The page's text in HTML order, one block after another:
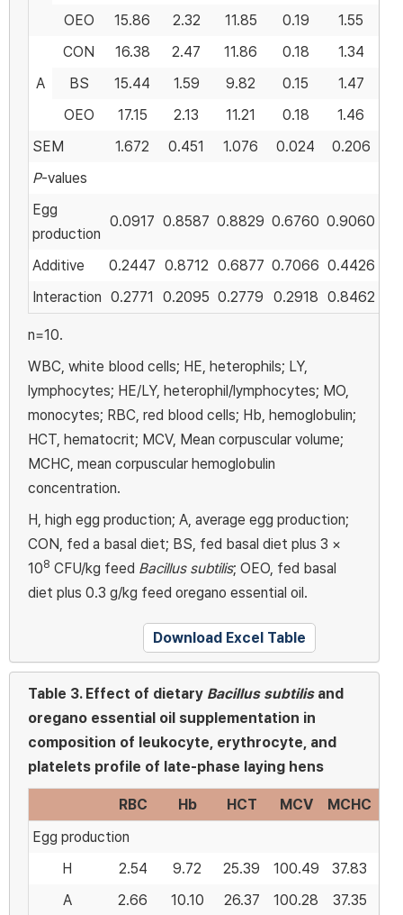
OEO
15.86 2.32 11.85 0.19 1.55
A
CON 16.38 2.47 11.86 0.18
1.34
BS
15.44 1.59 9.82 0.15
1.47
OEO
17.15 2.13 11.21 0.18
1.46
SEM
1.672 0.451 1.076 0.024
0.206
P-values
Egg
production
0.0917 0.8587 0.8829 0.6760 0.9060
Additive 0.2447 0.8712 0.6877 0.7066 0.4426
Interaction 0.2771 0.2095 0.2779 0.2918 0.8462
n=10.
WBC, white blood cells; HE, heterophils; LY,
lymphocytes; HE/LY, heterophil/lymphocytes; MO,
monocytes; RBC, red blood cells; Hb, hemoglobulin;
HCT, hematocrit; MCV, Mean corpuscular volume;
MCHC, mean corpuscular hemoglobulin
concentration.
H, high egg production; A, average egg production;
CON, fed a basal diet; BS, fed basal diet plus 3 ×
108 CFU/kg feed Bacillus subtilis; OEO, fed basal
diet plus 0.3 g/kg feed oregano essential oil.
Download Excel Table
Table 3. Effect of dietary Bacillus subtilisand
oregano essential oil supplementation in
composition of leukocyte, erythrocyte, and
platelets profile of late-phase laying hens
RBC Hb HCT MCV MCHC
Egg production
H
2.54 9.72 25.39 100.49 37.83
A
2.66 10.10 26.37 100.28 37.35